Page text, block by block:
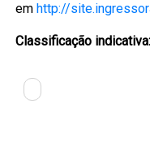
em http://
Classificação indicativa: